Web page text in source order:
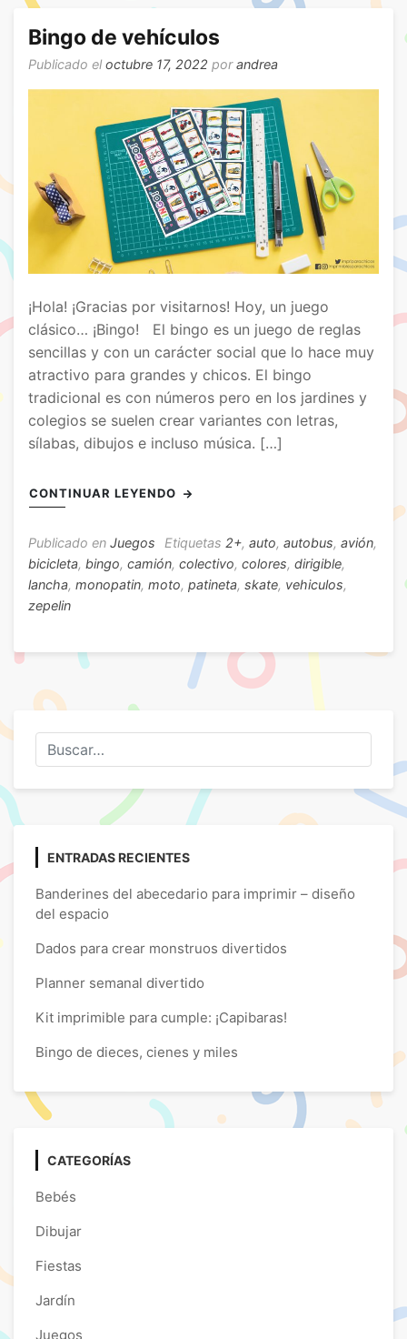
Bingo de vehículos
Publicado eloctubre 17, 2022 porandrea
¡Hola! ¡Gracias por visitarnos! Hoy, un juego
clásico… ¡Bingo! El bingo es un juego de reglas
sencillas y con un carácter social que lo hace muy
atractivo para grandes y chicos. El bingo
tradicional es con números pero en los jardines y
colegios se suelen crear variantes con letras,
sílabas, dibujos e incluso música. […]
CONTINUAR LEYENDO
Publicado en Juegos Etiquetas 2+, auto, autobus, avión,
bicicleta, bingo, camión, colectivo, colores, dirigible,
lancha, monopatin, moto, patineta, skate, vehiculos,
zepelin
ENTRADAS RECIENTES
Banderines del abecedario para imprimir – diseño
del espacio
Dados para crear monstruos divertidos
Planner semanal divertido
Kit imprimible para cumple: ¡Capibaras!
Bingo de dieces, cienes y miles
CATEGORÍAS
Bebés
Dibujar
Fiestas
Jardín
Juegos